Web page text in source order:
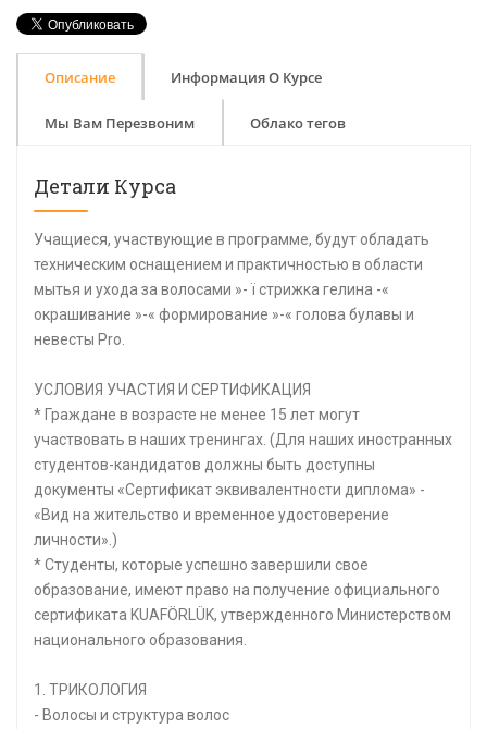
Описание Информация О Курсе
Мы Вам Перезвоним Облако тегов
Детали Курса
Учащиеся, участвующие в программе, будут обладать
техническим оснащением и практичностью в области
мытья и ухода за волосами »- ï стрижка гелина -«
окрашивание »-« формирование »-« голова булавы и
невесты Pro.
УСЛОВИЯ УЧАСТИЯ И СЕРТИФИКАЦИЯ
* Граждане в возрасте не менее 15 лет могут
участвовать в наших тренингах. (Для наших иностранных
студентов-кандидатов должны быть доступны
документы «Сертификат эквивалентности диплома» -
«Вид на жительство и временное удостоверение
личности».)
* Студенты, которые успешно завершили свое
образование, имеют право на получение официального
сертификата KUAFÖRLÜK, утвержденного Министерством
национального образования.
1. ТРИКОЛОГИЯ
- Волосы и структура волос